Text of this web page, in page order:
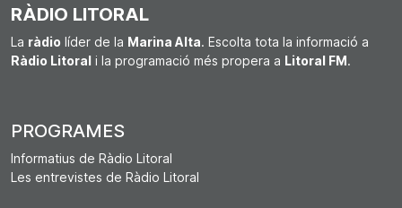
RÀDIO LITORAL
La ràdio líder de la Marina Alta. Escolta tota la informació a
Ràdio Litoral i la programació més propera a Litoral FM.
PROGRAMES
Informatius de Ràdio Litoral
Les entrevistes de Ràdio Litoral